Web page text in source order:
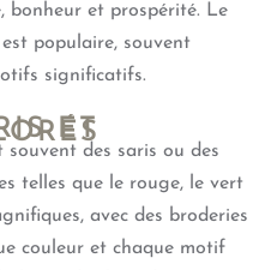
bonheur et prospérité. Le
populaire, souvent
significatifs.
ET
des saris ou des
telles que le rouge, le vert
avec des broderies
couleur et chaque motif